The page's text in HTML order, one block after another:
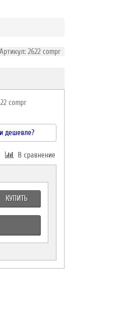
Артикул: 2622 compr
compr
дешевле?
В сравнение
КУПИТЬ